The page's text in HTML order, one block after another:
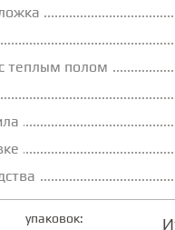
ДОСКА
МОДУЛЬ
теплым полом
упаковок: